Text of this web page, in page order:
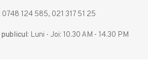
: 0748 124 585, 021 317 51 25
: Luni - Joi: 10.30 AM - 14.30 PM